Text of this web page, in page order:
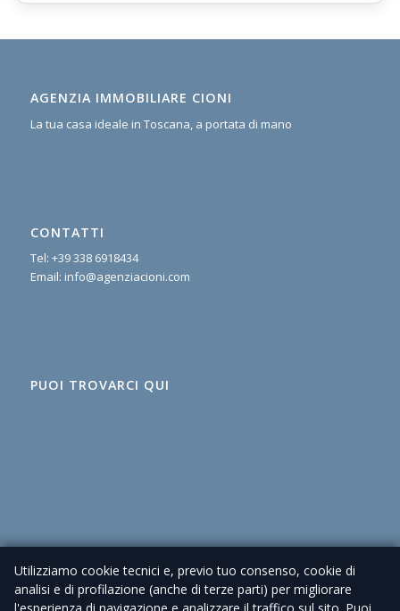
AGENZIA IMMOBILIARE CIONI
La tua casa ideale in Toscana, a portata di mano
CONTATTI
Tel: +39 338 6918434
Email: info@agenziacioni.com
PUOI TROVARCI QUI
Utilizziamo cookie tecnici e, previo tuo consenso, cookie di
analisi e di profilazione (anche di terze parti) per migliorare